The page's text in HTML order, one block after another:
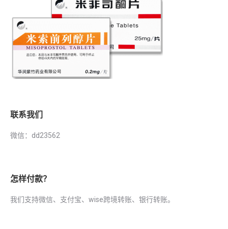
联系我们
微信：dd23562
怎样付款？
我们支持微信、支付宝、wise跨境转账、银行转账。